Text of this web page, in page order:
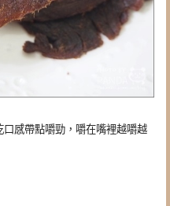
感帶點嚼勁，嚼在嘴裡越嚼越